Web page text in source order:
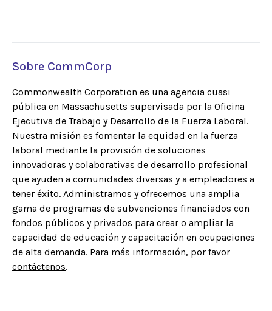
Sobre CommCorp
Commonwealth Corporation es una agencia cuasi
pública en Massachusetts supervisada por la Oficina
Ejecutiva de Trabajo y Desarrollo de la Fuerza Laboral.
Nuestra misión es fomentar la equidad en la fuerza
laboral mediante la provisión de soluciones
innovadoras y colaborativas de desarrollo profesional
que ayuden a comunidades diversas y a empleadores a
tener éxito. Administramos y ofrecemos una amplia
gama de programas de subvenciones financiados con
fondos públicos y privados para crear o ampliar la
capacidad de educación y capacitación en ocupaciones
de alta demanda. Para más información, por favor
contáctenos.